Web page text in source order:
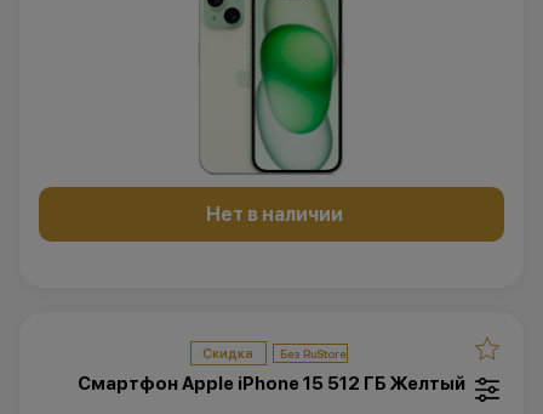
Нет в наличии
Скидка
Смартфон Apple iPhone 15 512 ГБ Желтый